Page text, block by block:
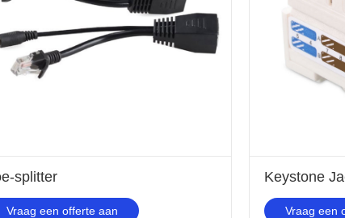
splitter
Vraag een offerte aan
Keystone
Vraag een